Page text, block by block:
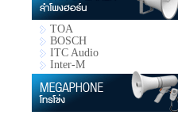
TOA
BOSCH
ITC Audio
Inter-M